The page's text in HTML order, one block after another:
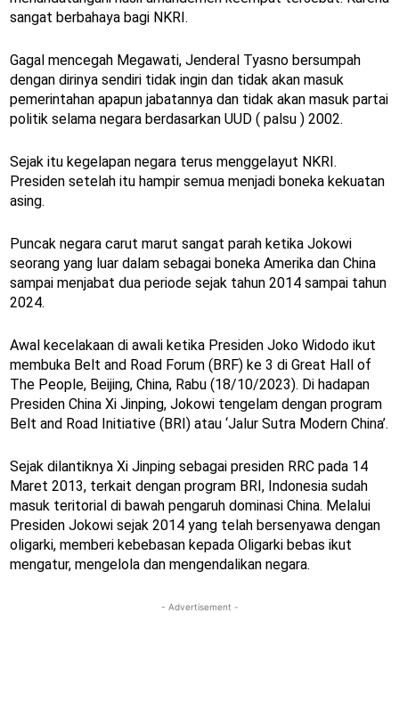
sangat berbahaya bagi NKRI.
Gagal mencegah Megawati, Jenderal Tyasno bersumpah
dengan dirinya sendiri tidak ingin dan tidak akan masuk
pemerintahan apapun jabatannya dan tidak akan masuk partai
politik selama negara berdasarkan UUD ( palsu ) 2002.
Sejak itu kegelapan negara terus menggelayut NKRI.
Presiden setelah itu hampir semua menjadi boneka kekuatan
asing.
Puncak negara carut marut sangat parah ketika Jokowi
seorang yang luar dalam sebagai boneka Amerika dan China
sampai menjabat dua periode sejak tahun 2014 sampai tahun
2024.
Awal kecelakaan di awali ketika Presiden Joko Widodo ikut
membuka Belt and Road Forum (BRF) ke 3 di Great Hall of
The People, Beijing, China, Rabu (18/10/2023). Di hadapan
Presiden China Xi Jinping, Jokowi tengelam dengan program
Belt and Road Initiative (BRI) atau ‘Jalur Sutra Modern China’.
Sejak dilantiknya Xi Jinping sebagai presiden RRC pada 14
Maret 2013, terkait dengan program BRI, Indonesia sudah
masuk teritorial di bawah pengaruh dominasi China. Melalui
Presiden Jokowi sejak 2014 yang telah bersenyawa dengan
oligarki, memberi kebebasan kepada Oligarki bebas ikut
mengatur, mengelola dan mengendalikan negara.
- Advertisement -